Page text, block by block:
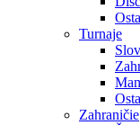
Turnaje
Zahraničie